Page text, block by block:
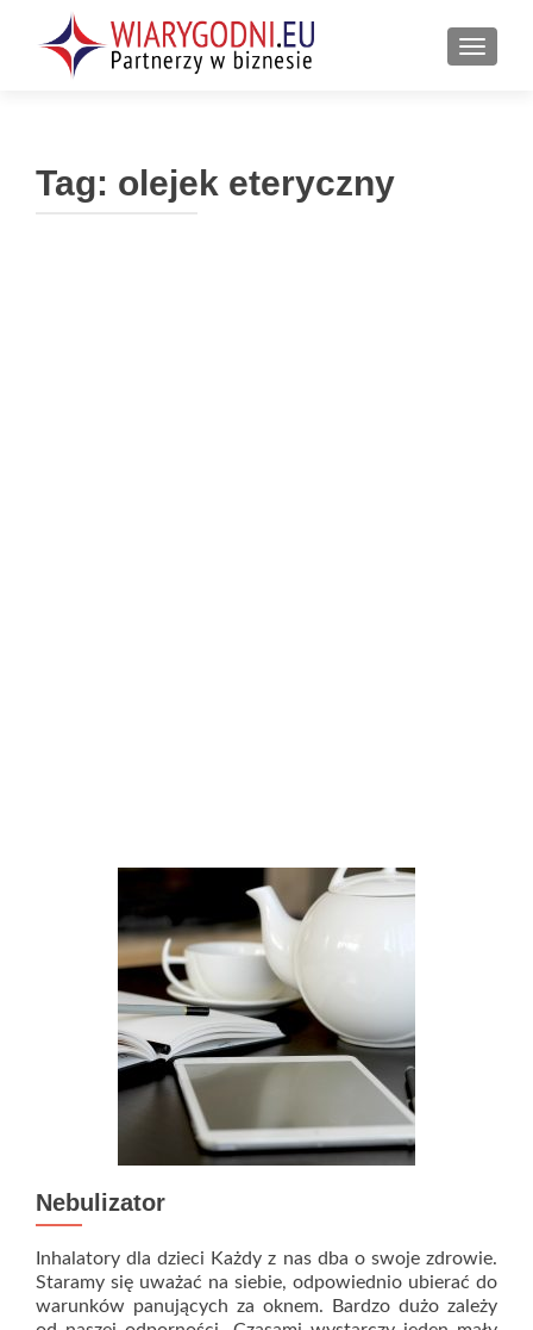
Tag: olejek eteryczny
Nebulizator
Inhalatory dla dzieci Każdy z nas dba o swoje zdrowie.
Staramy się uważać na siebie, odpowiednio ubierać do
warunków panujących za oknem. Bardzo dużo zależy